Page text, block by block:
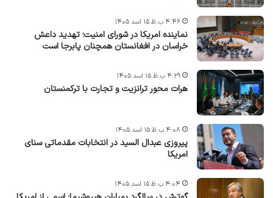
نماینده امریکا در شورای امنیت؛ تهدید داعش
خراسان در افغانستان همچنان پابرجا است
۴:۴۶ ب.ظ ۱۵ اسد ۱۴۰۵
هرات محور ترانزیت و تجارت با ترکمنستان
۴:۲۹ ب.ظ ۱۵ اسد ۱۴۰۵
پیروزی عبدال السید در انتخابات مقدماتی سنای
امریکا
۴:۰۸ ب.ظ ۱۵ اسد ۱۴۰۵
۴:۰۴ ب.ظ ۱۵ اسد ۱۴۰۵